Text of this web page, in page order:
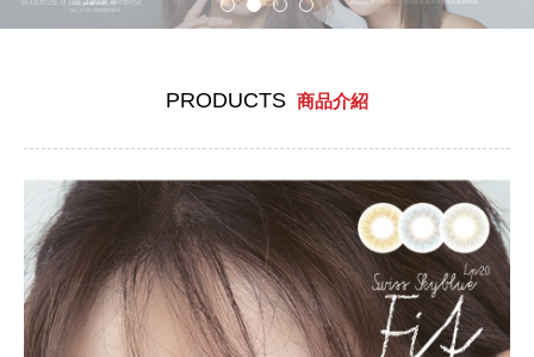
PRODUCTS 商品介紹